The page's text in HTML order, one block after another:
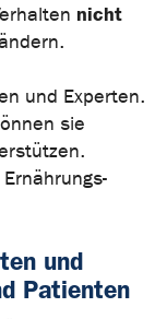
nicht
und Experten.
sie
und
Patienten